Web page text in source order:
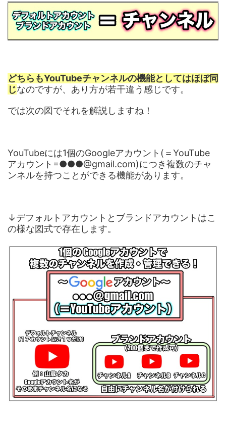
どちらもYouTubeチャンネルの機能としてはほぼ同
じなのですが、あり方が若干違う感じです。
では次の図でそれを解説しますね！
YouTubeには1個のGoogleアカウント(＝YouTube
アカウント=●●●@gmail.com)につき複数のチャ
ンネルを持つことができる機能があります。
↓デフォルトアカウントとブランドアカウントはこ
の様な図式で存在します。